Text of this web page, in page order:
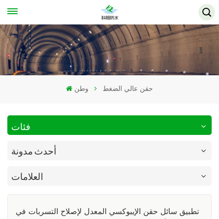
وطن حقن عالي الضغط
فئات
أحدث مدونة
العلامات
تطبيق سائل حقن الإيبوكسي المعدل لإصلاح التسربات في